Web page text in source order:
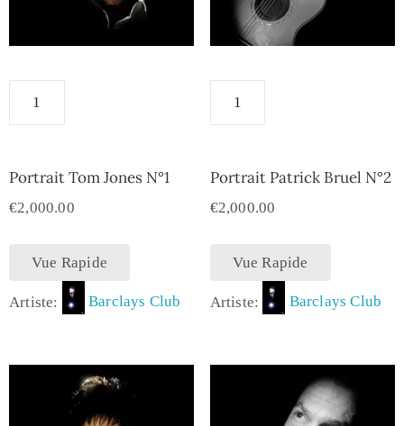
Portrait Tom Jones N°1
€2,000.00
Vue Rapide
Artiste: Barclays Club
Portrait Patrick Bruel N°2
€2,000.00
Vue Rapide
Artiste: Barclays Club